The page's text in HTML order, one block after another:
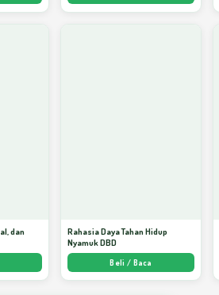
dan
Rahasia Daya Tahan Hidup
Nyamuk DBD
Beli / Baca